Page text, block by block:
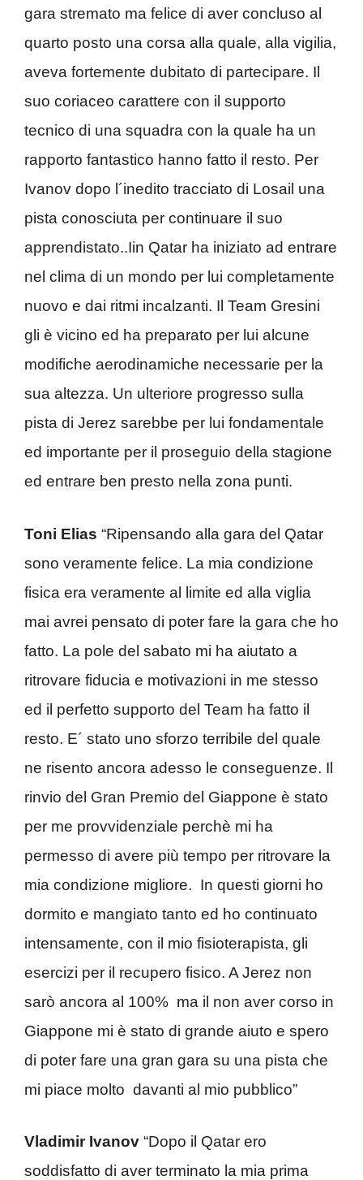
gara stremato ma felice di aver concluso al
quarto posto una corsa alla quale, alla vigilia,
aveva fortemente dubitato di partecipare. Il
suo coriaceo carattere con il supporto
tecnico di una squadra con la quale ha un
rapporto fantastico hanno fatto il resto. Per
Ivanov dopo l´inedito tracciato di Losail una
pista conosciuta per continuare il suo
apprendistato..Iin Qatar ha iniziato ad entrare
nel clima di un mondo per lui completamente
nuovo e dai ritmi incalzanti. Il Team Gresini
gli è vicino ed ha preparato per lui alcune
modifiche aerodinamiche necessarie per la
sua altezza. Un ulteriore progresso sulla
pista di Jerez sarebbe per lui fondamentale
ed importante per il proseguio della stagione
ed entrare ben presto nella zona punti.
Toni Elias “Ripensando alla gara del Qatar
sono veramente felice. La mia condizione
fisica era veramente al limite ed alla viglia
mai avrei pensato di poter fare la gara che ho
fatto. La pole del sabato mi ha aiutato a
ritrovare fiducia e motivazioni in me stesso
ed il perfetto supporto del Team ha fatto il
resto. E´ stato uno sforzo terribile del quale
ne risento ancora adesso le conseguenze. Il
rinvio del Gran Premio del Giappone è stato
per me provvidenziale perchè mi ha
permesso di avere più tempo per ritrovare la
mia condizione migliore. In questi giorni ho
dormito e mangiato tanto ed ho continuato
intensamente, con il mio fisioterapista, gli
esercizi per il recupero fisico. A Jerez non
sarò ancora al 100% ma il non aver corso in
Giappone mi è stato di grande aiuto e spero
di poter fare una gran gara su una pista che
mi piace molto davanti al mio pubblico”
Vladimir Ivanov “Dopo il Qatar ero
soddisfatto di aver terminato la mia prima